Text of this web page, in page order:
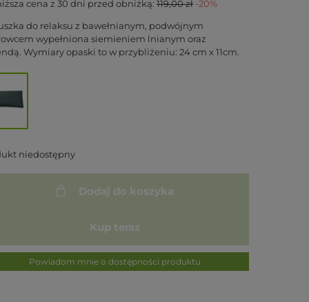
cena z 30 dni przed obniżką:119,00 zł -20%
do relaksu z bawełnianym, podwójnym
wypełniona siemieniem lnianym oraz
Wymiary opaski to w przybliżeniu: 24 cm x 11cm.
niedostępny
Dodaj do koszyka
Kup teraz
Powiadom mnie o dostępności produktu